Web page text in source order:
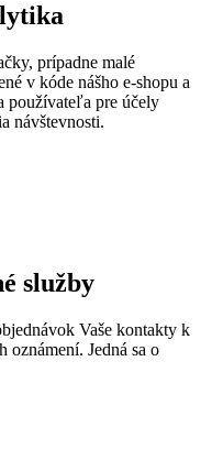
prípadne malé
v kóde nášho e-shopu a
používateľa pre účely
návštevnosti.
služby
Vaše kontakty k
oznámení. Jedná sa o